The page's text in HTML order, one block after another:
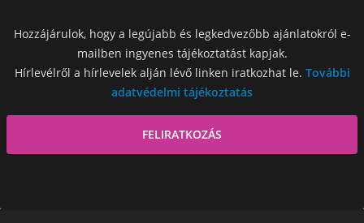
Hozzájárulok, hogy a legújabb és legkedvezőbb ajánlatokról e-
mailben ingyenes tájékoztatást kapjak.
Hírlevélről a hírlevelek alján lévő linken iratkozhat le. További
adatvédelmi tájékoztatás